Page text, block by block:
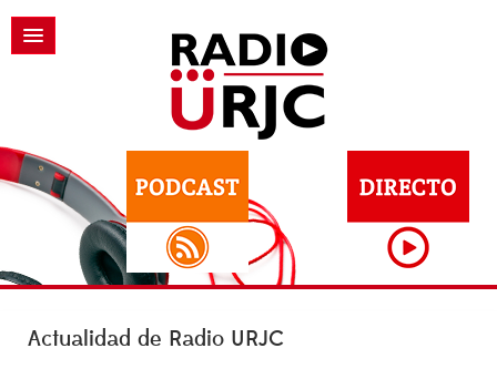
Actualidad de Radio URJC